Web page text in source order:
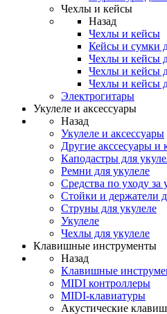
Чехлы и кейсы
Назад
Чехлы и кейсы
Кейсы и сумки
Чехлы и кейсы
Чехлы и кейсы
Чехлы и кейсы
Электрогитары
Укулеле и аксессуары
Назад
Укулеле и аксессуары
Другие акссесуары и
Каподастры для
Ремни для укулеле
Средства по уходу за
Стойки и держатели
Струны для укулеле
Укулеле
Чехлы для укулеле
Клавишные инструменты
Назад
Клавишные
MIDI контроллеры
MIDI-клавиатуры
Акустические